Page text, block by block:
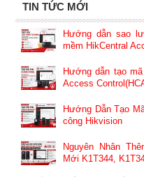
TIN TỨC MỚI
Hướng dẫn sao
mềm HikCentral
Hướng dẫn tạo
Access
Hướng Dẫn Tạo
công Hikvision
Nguyên Nhân
Mới K1T344,